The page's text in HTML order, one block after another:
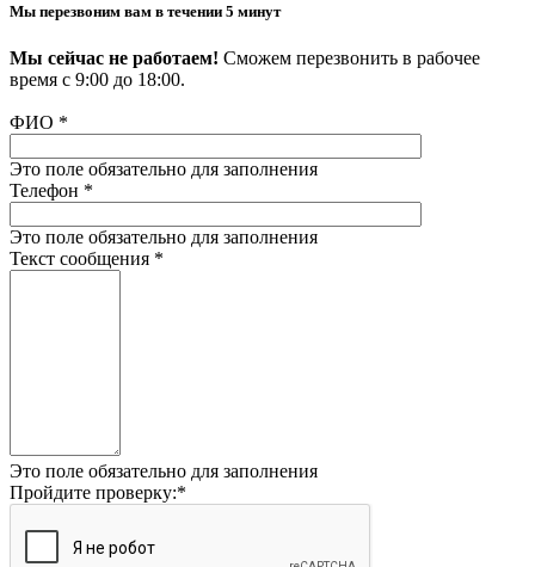
Мы перезвоним вам в течении 5 минут
Мы сейчас не работаем! Сможем перезвонить в рабочее
время с 9:00 до 18:00.
ФИО *
Это поле обязательно для заполнения
Телефон *
Это поле обязательно для заполнения
Текст сообщения *
Это поле обязательно для заполнения
Пройдите проверку:*